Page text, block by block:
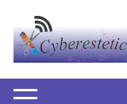
contenido